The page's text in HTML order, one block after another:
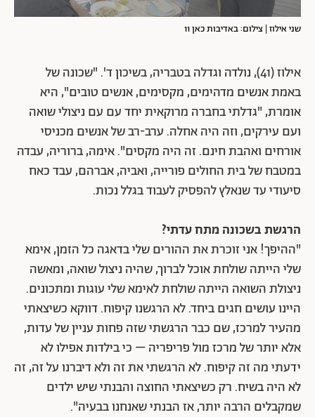
שני אילוז | צילום: באדיבות כאן 11
אילוז (41), נולדה וגדלה בטבריה, בשיכון ד'. "שכונה של
באמת אנשים מדהימים, מקסימים, אנשים טובים", היא
אומרת, "גדלתי בחברה מרוקאית יחד עם עם ניצולי שואה
ועם עירקים, וזה היה אחלה. ערב-רב של אנשים מכניסי
אורחים ואהבת חינם. זה היה מקסים". אימה, ברוריה, עבדה
במטבח של בית החולים פורייה, ואביה, אברהם, עבד כאח
סיעודי עד שנאלץ להפסיק לעבוד בגלל נכות.
הרגשת בשכונה מתח עדתי?
"ההיפך! אני זוכרת את ההורים שלי בדאגה כל הזמן, אימא
שלי הייתה שולחת אוכל לברוך, שהיה ניצול שואה, ומאשה
ניצולת השואה הייתה שולחת לאימא שלי עוגות ומתכונים.
היינו עושים חגים ביחד. לא הרגשנו קיפוח. דווקא כשיצאתי
מהעיר למרכז, שם כבר הרגשתי שזה פחות עניין של עדות,
אלא יותר של מרכז מול פריפריה – כי בילדות אפילו לא
ידעתי מה זה קיפוח. לא הרגשתי את זה ולא דיברנו על זה, זה
לא היה בשיח. רק כשיצאתי החוצה והבנתי שיש ילדים
שמקבלים הרבה יותר, אז הבנתי שאנחנו בבעיה".